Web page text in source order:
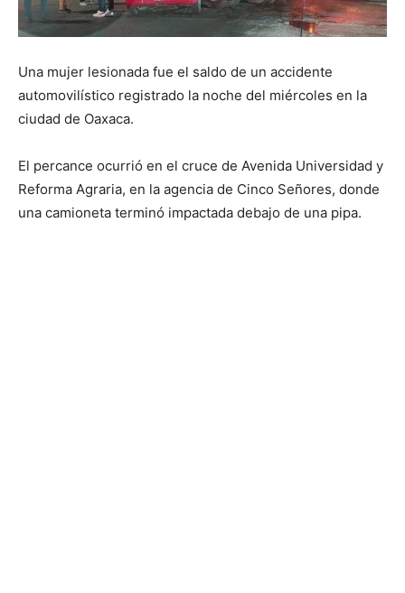
Una mujer lesionada fue el saldo de un accidente
automovilístico registrado la noche del miércoles en la
ciudad de Oaxaca.
El percance ocurrió en el cruce de Avenida Universidad y
Reforma Agraria, en la agencia de Cinco Señores, donde
una camioneta terminó impactada debajo de una pipa.